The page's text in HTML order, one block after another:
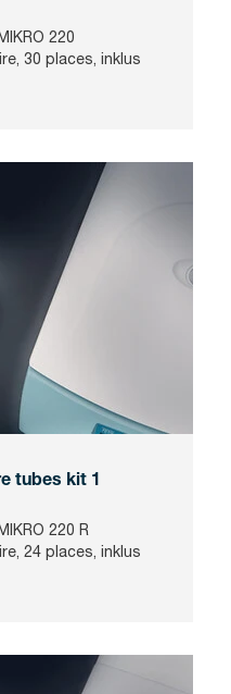
220
30 places, inklus
tubes kit 1
220 R
24 places, inklus